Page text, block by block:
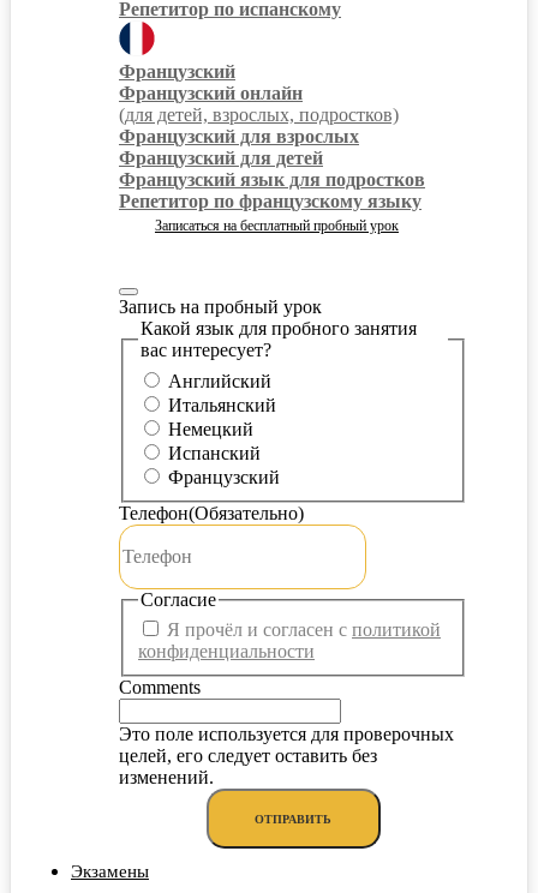
Репетитор по испанскому
Французский
Французский онлайн
(для детей, взрослых, подростков)
Французский для взрослых
Французский для детей
Французский язык для подростков
Репетитор по французскому языку
Записаться на бесплатный пробный урок
Запись на пробный урок
Какой язык для пробного занятия
вас интересует?
Английский
Итальянский
Немецкий
Испанский
Французский
Телефон(Обязательно)
Согласие
Я прочёл и согласен с политикой
конфиденциальности
Comments
Это поле используется для проверочных
целей, его следует оставить без
изменений.
Экзамены